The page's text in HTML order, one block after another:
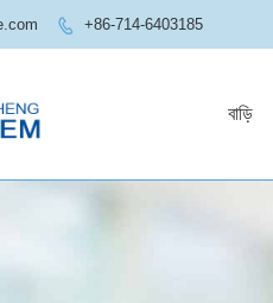
 +86-714-6403185
বাড়ি